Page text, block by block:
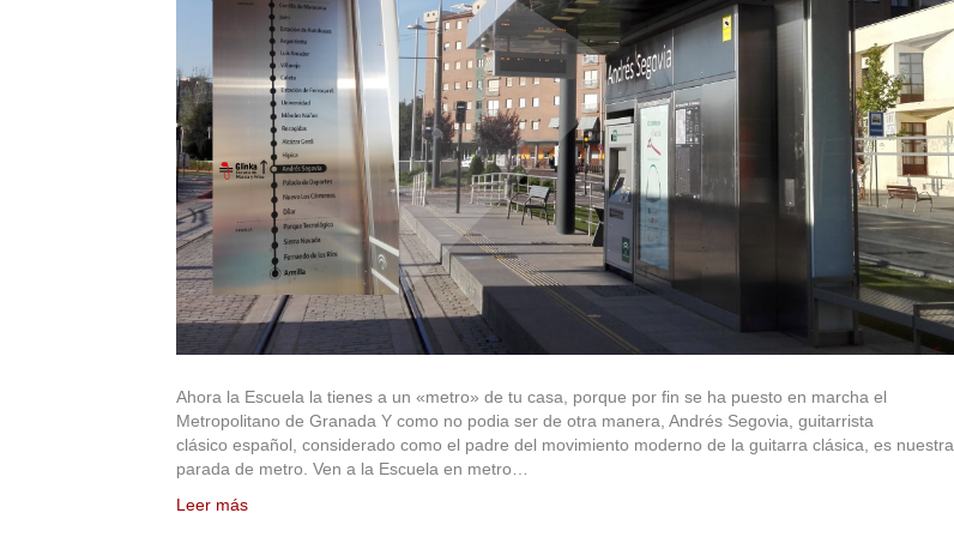
Ahora la Escuela la tienes a un «metro» de tu casa, porque por fin se ha puesto en marcha el
Metropolitano de Granada Y como no podia ser de otra manera, Andrés Segovia, guitarrista
clásico español, considerado como el padre del movimiento moderno de la guitarra clásica, es nuestra
parada de metro. Ven a la Escuela en metro…
Leer más